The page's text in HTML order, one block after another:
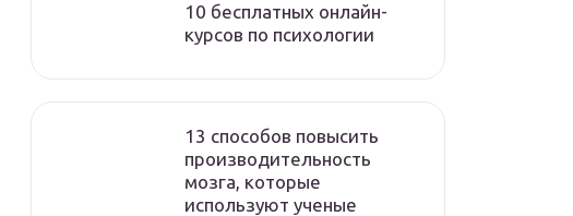
10 бесплатных онлайн-
курсов по психологии
13 способов повысить
производительность
мозга, которые
используют ученые